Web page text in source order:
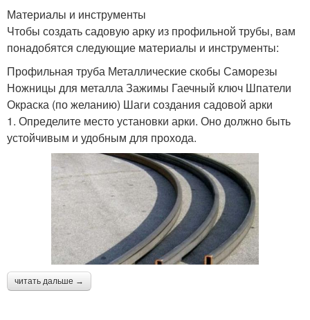
Материалы и инструменты
Чтобы создать садовую арку из профильной трубы, вам
понадобятся следующие материалы и инструменты:
Профильная труба Металлические скобы Саморезы
Ножницы для металла Зажимы Гаечный ключ Шпатели
Окраска (по желанию) Шаги создания садовой арки
1. Определите место установки арки. Оно должно быть
устойчивым и удобным для прохода.
читать дальше →